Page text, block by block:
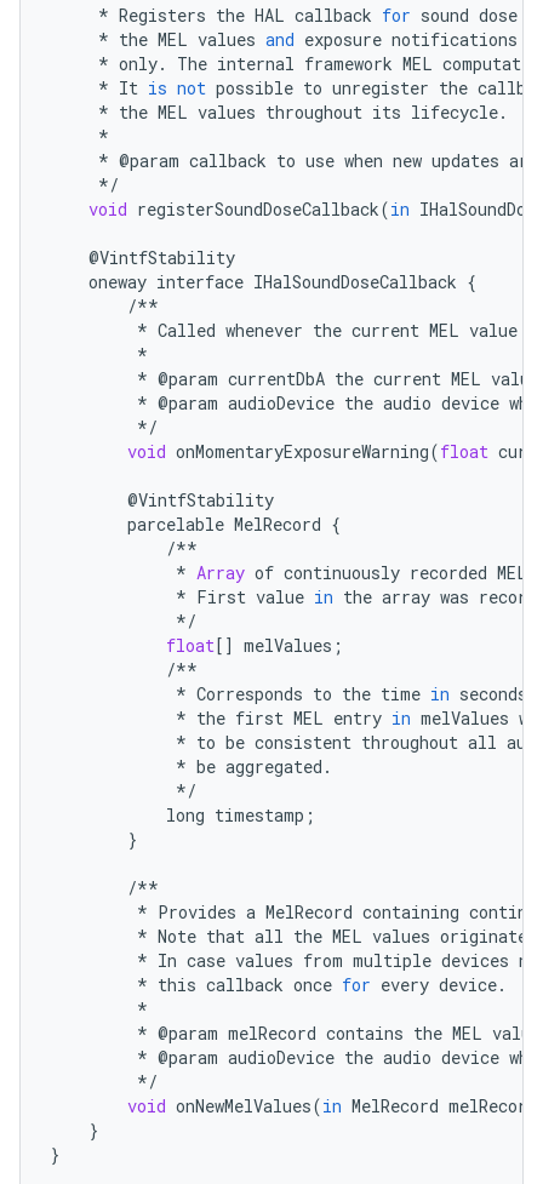
* Registers the HAL callback for sound dose
* the MEL values and exposure notifications
* only. The internal framework MEL
* It is not possible to unregister the
* the MEL values throughout its lifecycle.
*
* @param callback to use when new updates are
*/
void registerSoundDoseCallback(in
@VintfStability
oneway interface IHalSoundDoseCallback {
/**
* Called whenever the current MEL value
*
* @param currentDbA the current MEL value
* @param audioDevice the audio device
*/
void onMomentaryExposureWarning(float
@VintfStability
parcelable MelRecord {
/**
* Array of continuously recorded MEL
* First value in the array was
*/
float[] melValues ;
/**
* Corresponds to the time in seconds
* the first MEL entry in melValues
* to be consistent throughout all
* be aggregated .
*/
long timestamp ;
}
/**
* Provides a MelRecord containing
* Note that all the MEL values originate
* In case values from multiple devices
* this callback once for every device.
*
* @param melRecord contains the MEL
* @param audioDevice the audio device
*/
void onNewMelValues(in MelRecord melRecord
}
}